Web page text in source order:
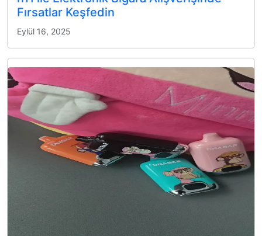
Fırsatlar Keşfedin
Eylül 16, 2025